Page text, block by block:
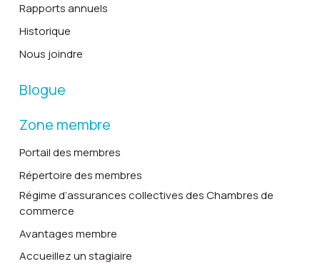
Rapports annuels
Historique
Nous joindre
Blogue
Zone membre
Portail des membres
Répertoire des membres
Régime d’assurances collectives des Chambres de
commerce
Avantages membre
Accueillez un stagiaire